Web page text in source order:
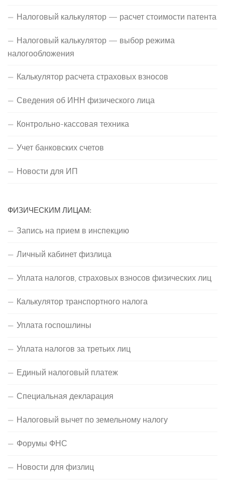
Налоговый калькулятор — расчет стоимости патента
Налоговый калькулятор — выбор режима
налогообложения
Калькулятор расчета страховых взносов
Сведения об ИНН физического лица
Контрольно-кассовая техника
Учет банковских счетов
Новости для ИП
ФИЗИЧЕСКИМ ЛИЦАМ:
Запись на прием в инспекцию
Личный кабинет физлица
Уплата налогов, страховых взносов физических лиц
Калькулятор транспортного налога
Уплата госпошлины
Уплата налогов за третьих лиц
Единый налоговый платеж
Специальная декларация
Налоговый вычет по земельному налогу
Форумы ФНС
Новости для физлиц